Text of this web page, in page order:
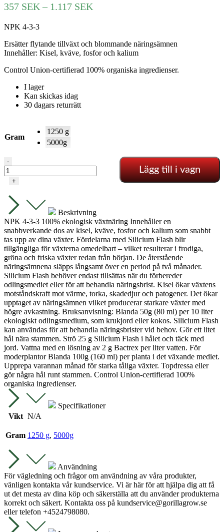
357 SEK – 1.117 SEK
1.117 SEK
NPK 4-3-3
Ersätter flytande tillväxt och blommande näringsämnen
Innehåller: Kisel, kväve, fosfor och kalium
Control Union-certifierad 100% organiska ingredienser.
I lager
Kan skickas idag
30 dagars returrätt
Gram
1250 g
5000g
BioTabs
Silicium
mängd
-
+
Lägg till i vagn
Beskrivning
NPK 4-3-3 100% ekologisk växtnäring Innehåller en
snabbverkande dos av kisel, kväve, fosfor och kalium som snabbt
tas upp av dina växter. Fördelarna med Silicium Flash blir
tillgängliga för växterna omedelbart – vilket resulterar i frodiga,
gröna och friska växter redan från början. De återstående
näringsämnena släpps långsamt över en period på två månader.
Silicium Flash behöver endast tillsättas när du förbereder
odlingsmediet eller för att behandla näringsbrist. Kisel ökar växtens
motståndskraft mot värme, torka, skadedjur och patogener. Det ökar
upptaget av näringsämnen vilket producerar starkare växter med
högre avkastning. Bruksanvisning: Blanda 50g (80 ml) per 10 liter
ekologiskt odlingsmedium, som krukjord eller kokos. Silicium Flash
kan användas för att behandla näringsbrister vid behov. Gör ett litet
hål nära stammen. Strö 25 g Silicium Flash i hålet och täck med
jord. Vattna med en lösning av 2 g Bactrex per liter vatten. För
moderplantor Blanda 100g (160 ml) per planta i det växande mediet.
Upprepa varannan månad för starka tåliga växter. Topdressa eller
gör några hål runt stammen. Control Union-certifierad 100%
organiska ingredienser.
Specifikationer
Vikt N/A
Gram 1250 g, 5000g
Användning
För vägledning och frågor om användning av våra produkter,
vänligen kontakta vår kundservice. Vi är här för att hjälpa dig att få
ut det mesta av dina köp och säkerställa att du använder produkterna
korrekt och säkert. Kontakta oss på kundservice@gorillagrow.se
eller telefon +4524798080.